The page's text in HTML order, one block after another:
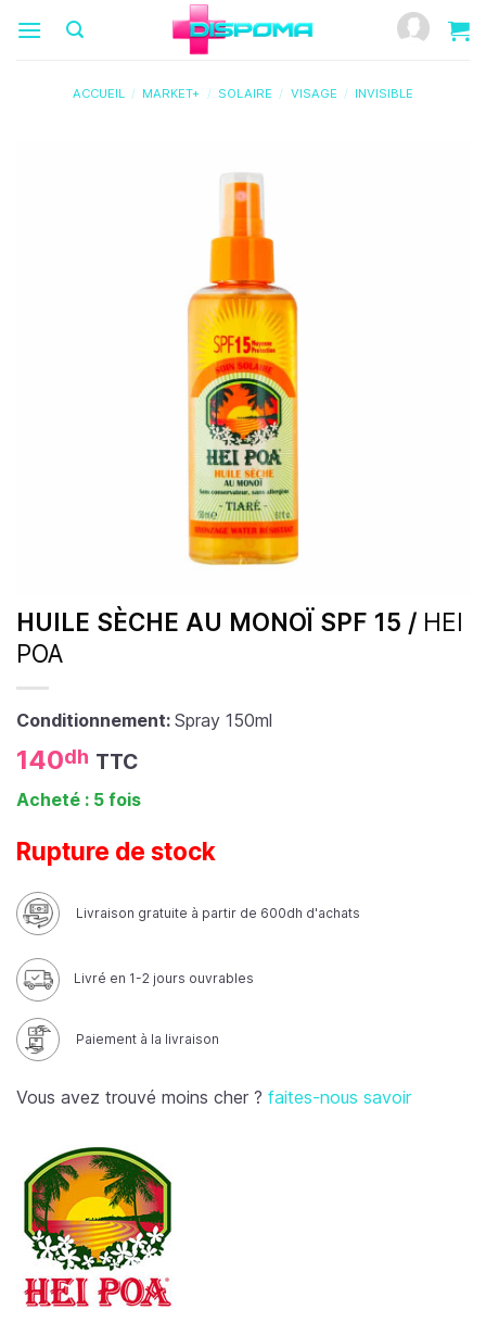
ACCUEIL / MARKET+ / SOLAIRE / VISAGE / INVISIBLE
HUILE SÈCHE AU MONOÏ SPF 15 / HEI
POA
Conditionnement: Spray 150ml
140dh TTC
Acheté : 5 fois
Rupture de stock
Livraison gratuite à partir de 600dh d'achats
Livré en 1-2 jours ouvrables
Paiement à la livraison
Vous avez trouvé moins cher ? faites-nous savoir